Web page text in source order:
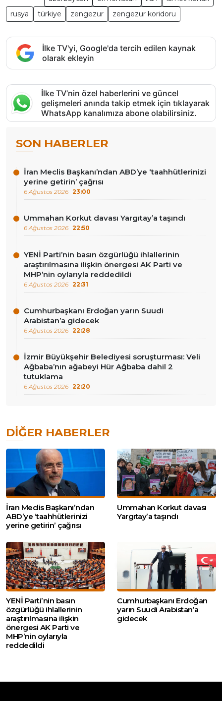
rusya
türkiye zengezur zengezur koridoru
İlke TV'yi, Google'da tercih edilen kaynak
olarak ekleyin
İlke TV’nin özel haberlerini ve güncel
gelişmeleri anında takip etmek için tıklayarak
WhatsApp kanalımıza abone olabilirsiniz.
SON HABERLER
İran Meclis Başkanı’ndan ABD’ye ‘taahhütlerinizi
yerine getirin’ çağrısı
6 Ağustos 2026 23:00
Ummahan Korkut davası Yargıtay’a taşındı
6 Ağustos 2026 22:50
YENİ Parti’nin basın özgürlüğü ihlallerinin
araştırılmasına ilişkin önergesi AK Parti ve
MHP’nin oylarıyla reddedildi
6 Ağustos 2026 22:31
Cumhurbaşkanı Erdoğan yarın Suudi
Arabistan’a gidecek
6 Ağustos 2026 22:28
İzmir Büyükşehir Belediyesi soruşturması: Veli
Ağbaba’nın ağabeyi Hür Ağbaba dahil 2
tutuklama
6 Ağustos 2026 22:20
DIĞER HABERLER
İran Meclis Başkanı’ndan
ABD’ye ‘taahhütlerinizi
yerine getirin’ çağrısı
Ummahan Korkut davası
Yargıtay’a taşındı
YENİ Parti’nin basın
özgürlüğü ihlallerinin
araştırılmasına ilişkin
önergesi AK Parti ve
MHP’nin oylarıyla
reddedildi
Cumhurbaşkanı Erdoğan
yarın Suudi Arabistan’a
gidecek